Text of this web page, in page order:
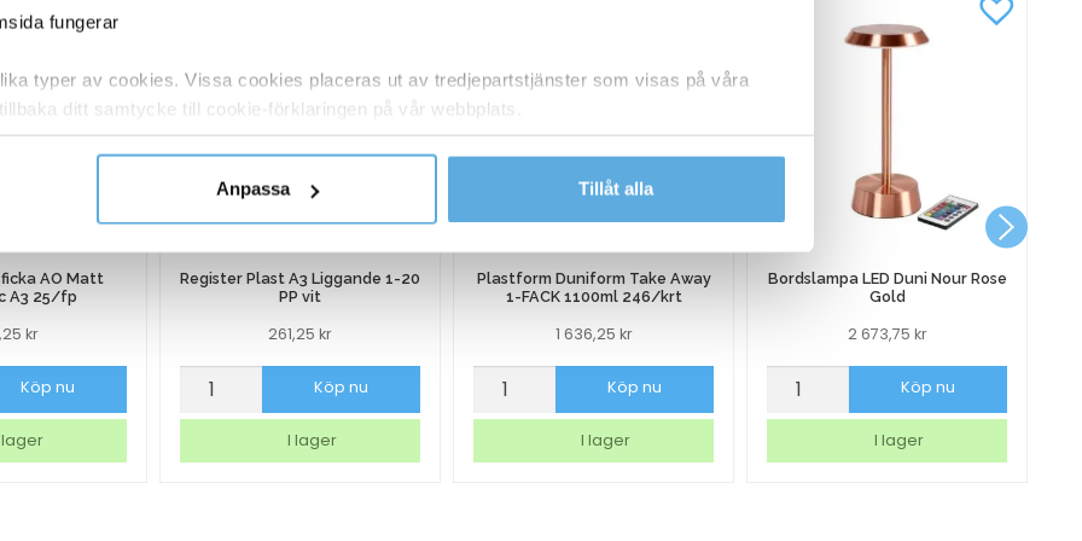
fungerar
typer av cookies. Vissa cookies placeras ut av tredjepartstjänster som visas på våra
ditt samtycke till cookie-förklaringen på vår webbplats.
Anpassa
Tillåt alla
AO Matt
A3 25/fp
kr
Köp nu
lager
Register Plast A3 Liggande 1-20
PP vit
261,25 kr
Register
Liggande
Köp nu
I lager
Plastform Duniform Take Away
1-FACK 1100ml 246/krt
1 636,25 kr
Plastform
Duniform
Away
Köp nu
I lager
Bordslampa LED Duni Nour Rose
Gold
2 673,75 kr
Bordslampa
Nour
Köp nu
I lager